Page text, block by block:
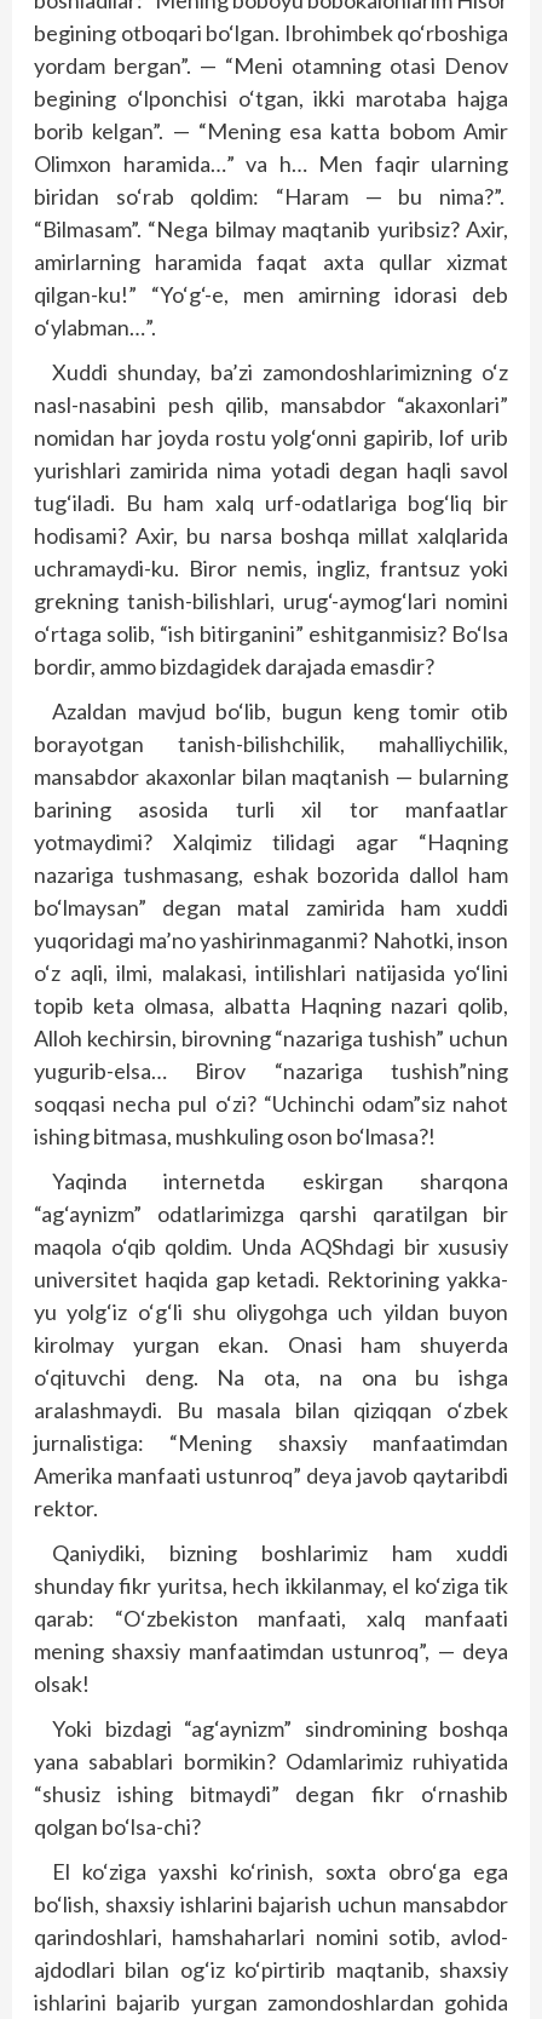
begining otboqari bo‘lgan. Ibrohimbek qo‘rboshiga
yordam bergan”. — “Meni otamning otasi Denov
begining o‘lponchisi o‘tgan, ikki marotaba hajga
borib kelgan”. — “Mening esa katta bobom Amir
Olimxon haramida…” va h… Men faqir ularning
biridan so‘rab qoldim: “Haram — bu nima?”.
“Bilmasam”. “Nega bilmay maqtanib yuribsiz? Axir,
amirlarning haramida faqat axta qullar xizmat
qilgan-ku!” “Yo‘g‘-e, men amirning idorasi deb
o‘ylabman…”.
Xuddi shunday, ba’zi zamondoshlarimizning o‘z
nasl-nasabini pesh qilib, mansabdor “akaxonlari”
nomidan har joyda rostu yolg‘onni gapirib, lof urib
yurishlari zamirida nima yotadi degan haqli savol
tug‘iladi. Bu ham xalq urf-odatlariga bog‘liq bir
hodisami? Axir, bu narsa boshqa millat xalqlarida
uchramaydi-ku. Biror nemis, ingliz, frantsuz yoki
grekning tanish-bilishlari, urug‘-aymog‘lari nomini
o‘rtaga solib, “ish bitirganini” eshitganmisiz? Bo‘lsa
bordir, ammo bizdagidek darajada emasdir?
Azaldan mavjud bo‘lib, bugun keng tomir otib
borayotgan tanish-bilishchilik, mahalliychilik,
mansabdor akaxonlar bilan maqtanish — bularning
barining asosida turli xil tor manfaatlar
yotmaydimi? Xal­qimiz tilidagi agar “Haqning
nazariga tushmasang, eshak bozorida dallol ham
bo‘lmaysan” degan matal zamirida ham xuddi
yuqoridagi ma’no yashirinmaganmi? Nahotki, inson
o‘z aqli, ilmi, malakasi, intilishlari natijasida yo‘lini
topib keta olmasa, albatta Haqning nazari qolib,
Alloh kechirsin, birovning “nazariga tushish” uchun
yugurib-elsa… Birov “nazariga tushish”­ning
soqqasi necha pul o‘zi? “Uchinchi odam”­siz nahot
ishing bitmasa, mushkuling oson bo‘lmasa?!
Yaqinda internetda eskirgan sharqona
“ag‘aynizm” odatlarimizga qarshi qaratilgan bir
maqola o‘qib qoldim. Unda AQSh­dagi bir xususiy
universitet haqida gap ketadi. Rektorining yakka-
yu yolg‘iz o‘g‘li shu oliygohga uch yildan buyon
kirolmay yurgan ekan. Onasi ham shuyerda
o‘qituvchi deng. Na ota, na ona bu ishga
aralashmaydi. Bu masala bilan qiziqqan o‘zbek
jurnalistiga: “Mening shaxsiy manfaatimdan
Amerika manfaati ustunroq” deya javob qaytaribdi
rektor.
Qaniydiki, bizning boshlarimiz ham xuddi
shunday fikr yuritsa, hech ikkilanmay, el ko‘ziga tik
qarab: “O‘zbekiston manfaati, xalq manfaati
mening shaxsiy manfaatimdan ustunroq”, — deya
olsak!
Yoki bizdagi “ag‘aynizm” sindromining boshqa
yana sabablari bormikin? Odamlarimiz ruhiyatida
“shusiz ishing bitmaydi” degan fikr o‘rnashib
qolgan bo‘lsa-chi?
El ko‘ziga yaxshi ko‘rinish, soxta obro‘ga ega
bo‘lish, shaxsiy ishlarini bajarish uchun mansabdor
qarindoshlari, hamshaharlari nomini sotib, avlod-
ajdodlari bilan og‘iz ko‘pirtirib maqtanib, shaxsiy
ishlarini bajarib yurgan zamondoshlardan gohida